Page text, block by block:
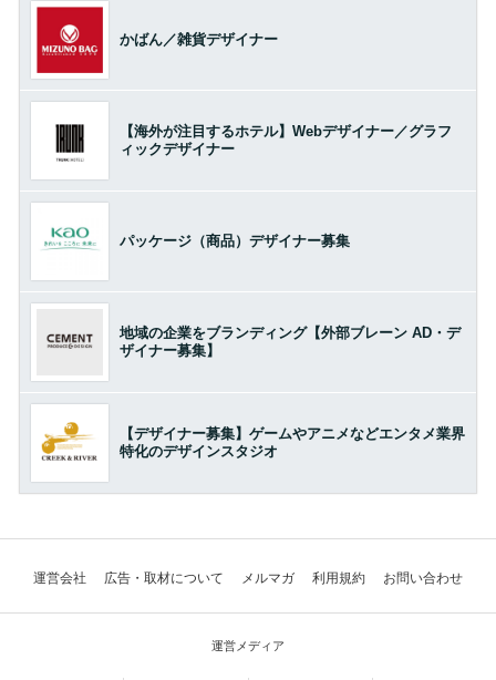
かばん／雑貨デザイナー
【海外が注目するホテル】Webデザイナー／グラフ
ィックデザイナー
パッケージ（商品）デザイナー募集
地域の企業をブランディング【外部ブレーン AD・デ
ザイナー募集】
【デザイナー募集】ゲームやアニメなどエンタメ業界
特化のデザインスタジオ
運営会社 広告・取材について メルマガ 利用規約 お問い合わせ
運営メディア